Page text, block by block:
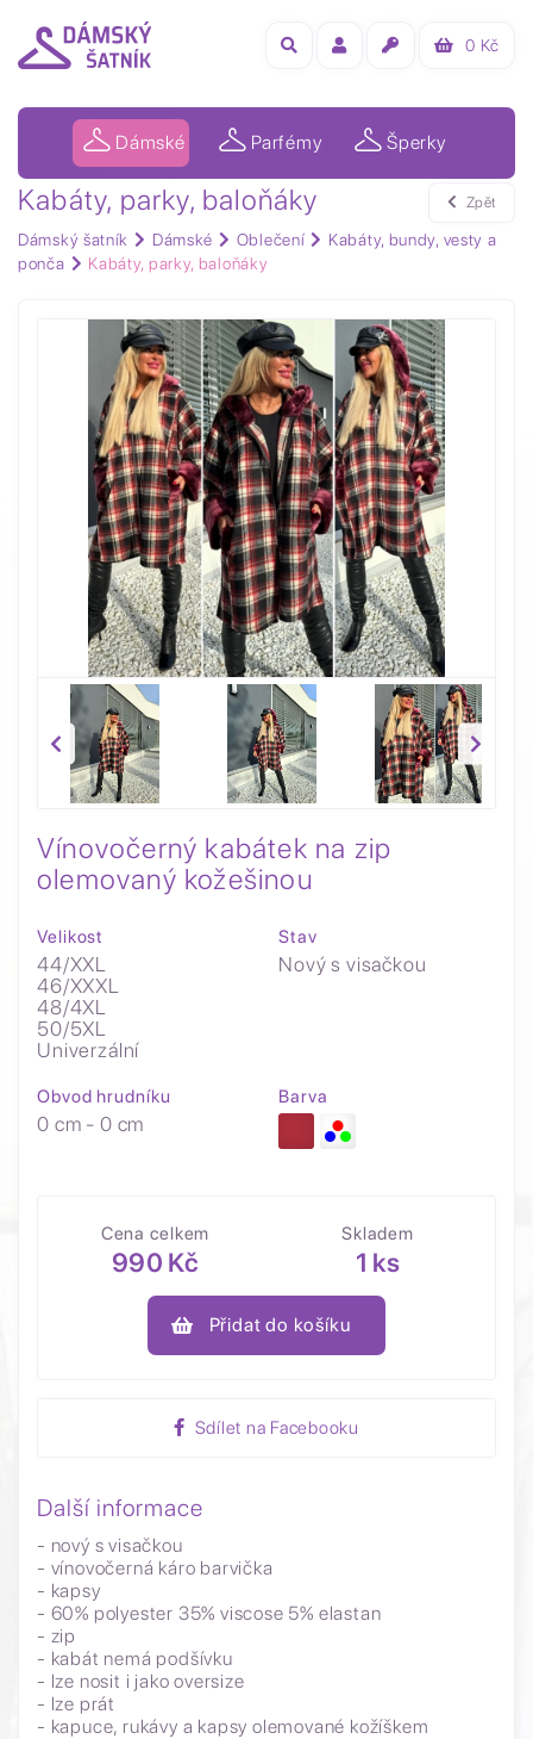
0 Kč
Dámské Parfémy Šperky
Kabáty, parky, baloňáky
Dámský šatník Dámské Oblečení
Kabáty, bundy, vesty a
ponča
Kabáty, parky, baloňáky
Zpět
Vínovočerný kabátek na zip
olemovaný kožešinou
Velikost
44/XXL
46/XXXL
48/4XL
50/5XL
Univerzální
Stav
Nový s visačkou
Obvod hrudníku
0 cm - 0 cm
Barva
Cena celkem
990 Kč
Skladem
1 ks
Přidat do košíku
Sdílet na Facebooku
Další informace
- nový s visačkou
- vínovočerná káro barvička
- kapsy
- 60% polyester 35% viscose 5% elastan
- zip
- kabát nemá podšívku
- lze nosit i jako oversize
- lze prát
- kapuce, rukávy a kapsy olemované kožíškem